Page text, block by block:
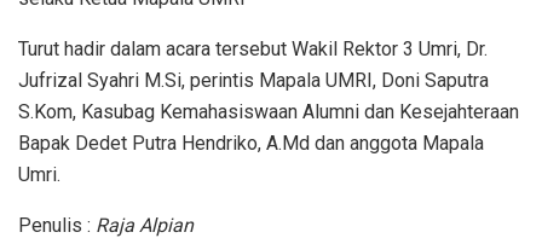
Turut hadir dalam acara tersebut Wakil Rektor 3 Umri, Dr.
Jufrizal Syahri M.Si, perintis Mapala UMRI, Doni Saputra
S.Kom, Kasubag Kemahasiswaan Alumni dan Kesejahteraan
Bapak Dedet Putra Hendriko, A.Md dan anggota Mapala
Umri.
Penulis : Raja Alpian